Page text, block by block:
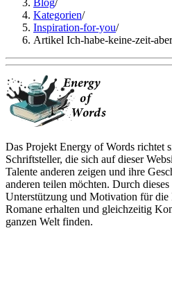
Blog/
Kategorien/
Inspiration-for-you/
Artikel Ich-habe-keine-zeit-
Das Projekt Energy of Words richtet
Schriftsteller, die sich auf dieser
Talente anderen zeigen und ihre
anderen teilen möchten. Durch
Unterstützung und Motivation für die
Romane erhalten und gleichzeitig
ganzen Welt finden.